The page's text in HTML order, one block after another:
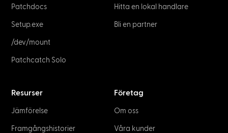
Patchdocs
Setup.exe
/dev/mount
Patchcatch Solo
Hitta en lokal handlare
Bli en partner
Resurser
Jämförelse
Framgångshistorier
Företag
Om oss
Våra kunder